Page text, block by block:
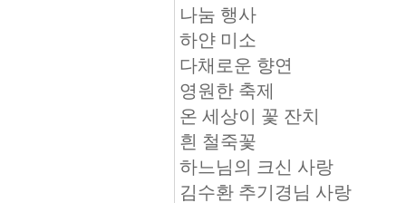
나눔 행사
하얀 미소
다채로운 향연
영원한 축제
온 세상이 꽃 잔치
흰 철죽꽃
하느님의 크신 사랑
김수환 추기경님 사랑